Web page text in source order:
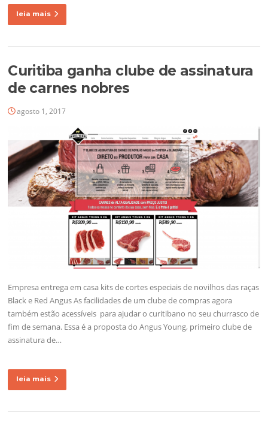
leia mais
Curitiba ganha clube de assinatura
de carnes nobres
agosto 1, 2017
Empresa entrega em casa kits de cortes especiais de novilhos das raças
Black e Red Angus As facilidades de um clube de compras agora
também estão acessíveis para ajudar o curitibano no seu churrasco de
fim de semana. Essa é a proposta do Angus Young, primeiro clube de
assinatura de…
leia mais